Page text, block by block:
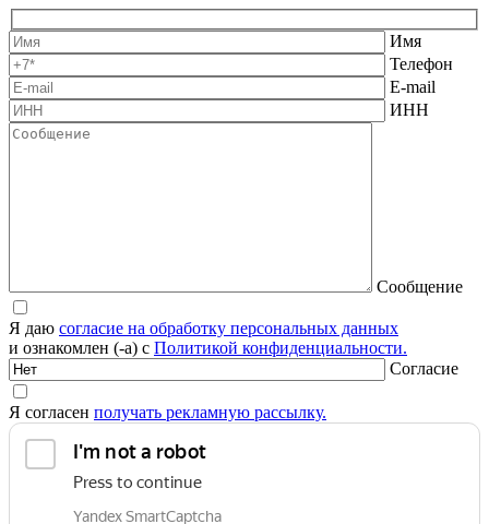
Имя
Телефон
E-mail
ИНН
Сообщение
Я даю согласие на обработку персональных данных
и ознакомлен (-а) с Политикой конфиденциальности.
Согласие
Я согласен получать рекламную рассылку.